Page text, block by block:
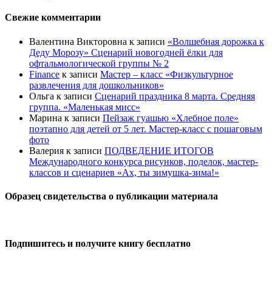
Свежие комментарии
Валентина Викторовна к записи «Волшебная дорожка к
Деду Морозу» Сценарий новогодней ёлки для
офтальмологической группы № 2
Finance к записи Мастер – класс «Физкультурное
развлечения для дошкольников»
Ольга к записи Сценарий праздника 8 марта. Средняя
группа. «Маленькая мисс»
Марина к записи Пейзаж гуашью «Хлебное поле»
поэтапно для детей от 5 лет. Мастер-класс с пошаговым
фото
Валерия к записи ПОДВЕДЕНИЕ ИТОГОВ
Международного конкурса рисунков, поделок, мастер-
классов и сценариев «Ах, ты зимушка-зима!»
Образец свидетельства о публикации материала
Подпишитесь и получите книгу бесплатно